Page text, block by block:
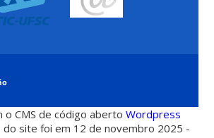
o CMS de código abertoWordpress
do site foi em 12 de novembro 2025 -